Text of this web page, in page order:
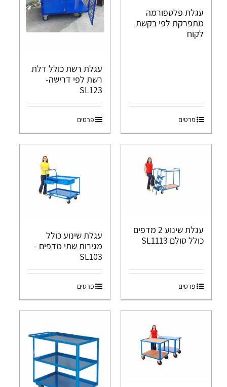
עגלת פלטפורמה
מתפרקת לפי בקשת
לקוח
פרטים
עגלת רשת כולל דלת
רשת לפי דרישה-
SL123
פרטים
עגלת שינוע 2 מדפים
כולל סולם SL1113
פרטים
עגלת שינוע כולל
מגירות שתי מדפים -
SL103
פרטים